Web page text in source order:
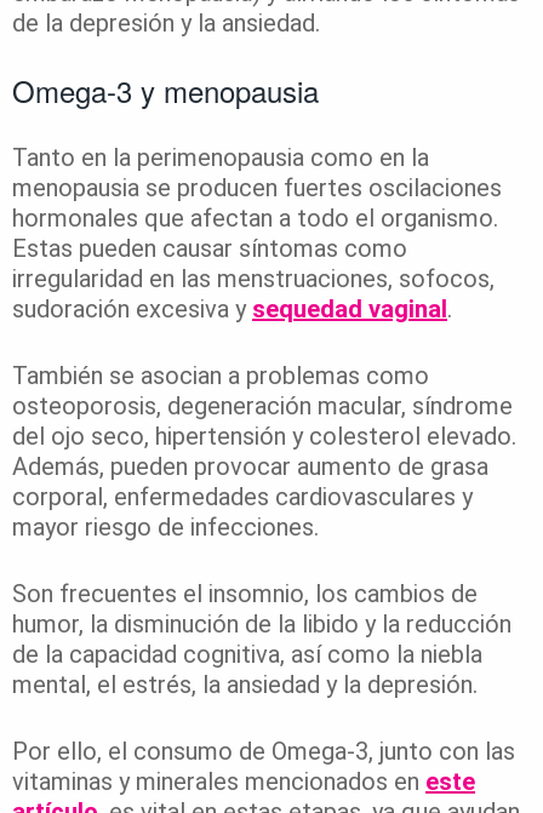
de la depresión y la ansiedad.
Omega-3 y menopausia
Tanto en la perimenopausia como en la
menopausia se producen fuertes oscilaciones
hormonales que afectan a todo el organismo.
Estas pueden causar síntomas como
irregularidad en las menstruaciones, sofocos,
sudoración excesiva y sequedad vaginal .
También se asocian a problemas como
osteoporosis, degeneración macular, síndrome
del ojo seco, hipertensión y colesterol elevado.
Además, pueden provocar aumento de grasa
corporal, enfermedades cardiovasculares y
mayor riesgo de infecciones.
Son frecuentes el insomnio, los cambios de
humor, la disminución de la libido y la reducción
de la capacidad cognitiva, así como la niebla
mental, el estrés, la ansiedad y la depresión.
Por ello, el consumo de Omega-3, junto con las
vitaminas y minerales mencionados en este